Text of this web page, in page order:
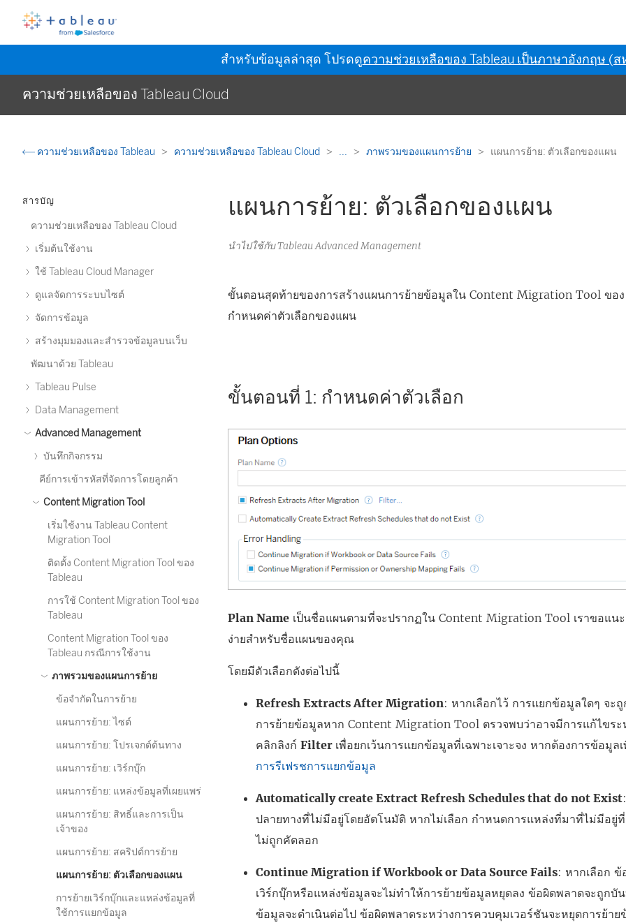
สำหรับข้อมูลล่าสุด โปรดดูความช่วยเหลือของ Tableau เป็นภาษาอังกฤษ (ส
ความช่วยเหลือของ Tableau Cloud
ความช่วยเหลือของ Tableau ความช่วยเหลือของ Tableau Cloud ... ภาพรวมของแผนการย้าย แผนการย้าย: ตัวเลือกของแผน
สารบัญ
ความช่วยเหลือของ Tableau Cloud
เริ่มต้นใช้งาน
ใช้ Tableau Cloud Manager
ดูแลจัดการระบบไซต์
จัดการข้อมูล
สร้างมุมมองและสำรวจข้อมูลบนเว็บ
พัฒนาด้วย Tableau
Tableau Pulse
Data Management
Advanced Management
บันทึกกิจกรรม
คีย์การเข้ารหัสที่จัดการโดยลูกค้า
Content Migration Tool
เริ่มใช้งาน Tableau Content
Migration Tool
ติดตั้ง Content Migration Tool ของ
Tableau
การใช้ Content Migration Tool ของ
Tableau
Content Migration Tool ของ
Tableau กรณีการใช้งาน
ภาพรวมของแผนการย้าย
ข้อจำกัดในการย้าย
แผนการย้าย: ไซต์
แผนการย้าย: โปรเจกต์ต้นทาง
แผนการย้าย: เวิร์กบุ๊ก
แผนการย้าย: แหล่งข้อมูลที่เผยแพร่
แผนการย้าย: สิทธิ์และการเป็น
เจ้าของ
แผนการย้าย: สคริปต์การย้าย
แผนการย้าย: ตัวเลือกของแผน
การย้ายเวิร์กบุ๊กและแหล่งข้อมูลที่
ใช้การแยกข้อมูล
แผนการย้าย: ตัวเลือกของแผน
นำไปใช้กับ Tableau Advanced Management
ขั้นตอนสุดท้ายของการสร้างแผนการย้ายข้อมูลในContent Migration Tool ขอ
กำหนดค่าตัวเลือกของแผน
ขั้นตอนที่ 1: กำหนดค่าตัวเลือก
Plan Name เป็นชื่อแผนตามที่จะปรากฏในContent Migration Tool เราขอแน
ง่ายสำหรับชื่อแผนของคุณ
โดยมีตัวเลือกดังต่อไปนี้
Refresh Extracts After Migration: หากเลือกไว้ การแยกข้อมูลใดๆ จะ
การย้ายข้อมูลหากContent Migration Tool ตรวจพบว่าอาจมีการแก้ไขร
คลิกลิงก์Filter เพื่อยกเว้นการแยกข้อมูลที่เฉพาะเจาะจง หากต้องการข้อมูล
การรีเฟรชการแยกข้อมูล
Automatically create Extract Refresh Schedules that do not Exist
ปลายทางที่ไม่มีอยู่โดยอัตโนมัติ หากไม่เลือก กำหนดการแหล่งที่มาที่ไม่มีอยู่ที่
ไม่ถูกคัดลอก
Continue Migration if Workbook or Data Source Fails: หากเลือก ข้
เวิร์กบุ๊กหรือแหล่งข้อมูลจะไม่ทำให้การย้ายข้อมูลหยุดลง ข้อผิดพลาดจะถูกบั
ข้อมูลจะดำเนินต่อไป ข้อผิดพลาดระหว่างการควบคุมเวอร์ชันจะหยุดการย้าย